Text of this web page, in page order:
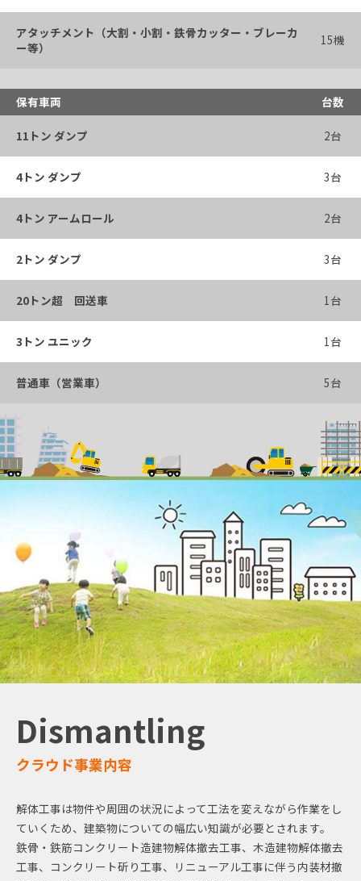
アタッチメント（大割・小割・鉄骨カッター・ブレーカ
ー等）
15機
保有車両 台数
11トン ダンプ 2台
4トン ダンプ 3台
4トン アームロール 2台
2トン ダンプ 3台
20トン超 回送車 1台
3トン ユニック 1台
普通車（営業車） 5台
Dismantling
クラウド事業内容
解体工事は物件や周囲の状況によって工法を変えながら作業をし
ていくため、建築物についての幅広い知識が必要とされます。
鉄骨・鉄筋コンクリート造建物解体撤去工事、木造建物解体撤去
工事、コンクリート斫り工事、リニューアル工事に伴う内装材撤